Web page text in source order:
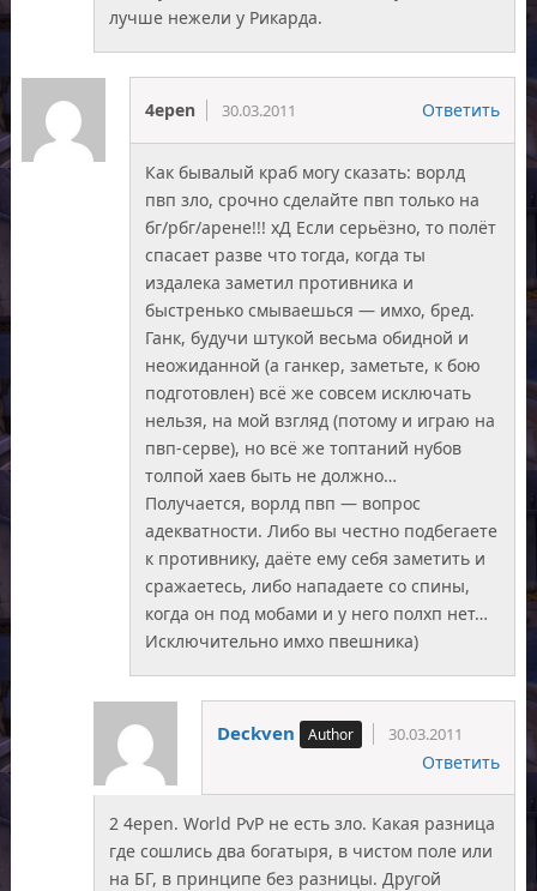
лучше нежели у Рикарда.
4epen 30.03.2011 Ответить
Как бывалый краб могу сказать: ворлд
пвп зло, срочно сделайте пвп только на
бг/рбг/арене!!! хД Если серьёзно, то полёт
спасает разве что тогда, когда ты
издалека заметил противника и
быстренько смываешься — имхо, бред.
Ганк, будучи штукой весьма обидной и
неожиданной (а ганкер, заметьте, к бою
подготовлен) всё же совсем исключать
нельзя, на мой взгляд (потому и играю на
пвп-серве), но всё же топтаний нубов
толпой хаев быть не должно…
Получается, ворлд пвп — вопрос
адекватности. Либо вы честно подбегаете
к противнику, даёте ему себя заметить и
сражаетесь, либо нападаете со спины,
когда он под мобами и у него полхп нет…
Исключительно имхо пвешника)
Deckven 30.03.2011
Ответить
2 4ереn. World PvP не есть зло. Какая разница
где сошлись два богатыря, в чистом поле или
на БГ, в принципе без разницы. Другой